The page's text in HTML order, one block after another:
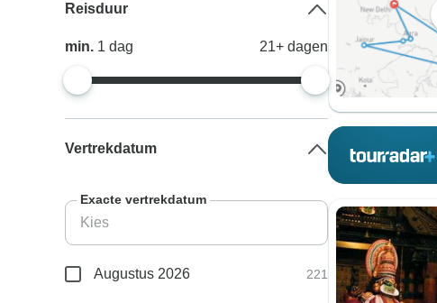
Reisduur
min. 1dag 21+ dagen
Vertrekdatum
Exacte vertrekdatum
Augustus 2026 221